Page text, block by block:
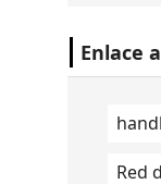
Enlace
Red